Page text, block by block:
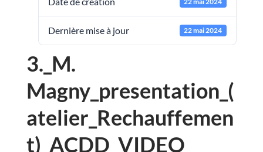
Dernière mise à jour 22 mai 2024
3._M.
Magny_presentation_(
atelier_Rechauffemen
t)_ACDD_VIDEO